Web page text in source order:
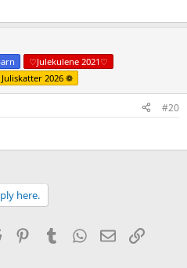
♡Julekulene 2021♡
2026 ❁
#20
here.
Reddit PinterestTumblrWhatsApp
EpostLink